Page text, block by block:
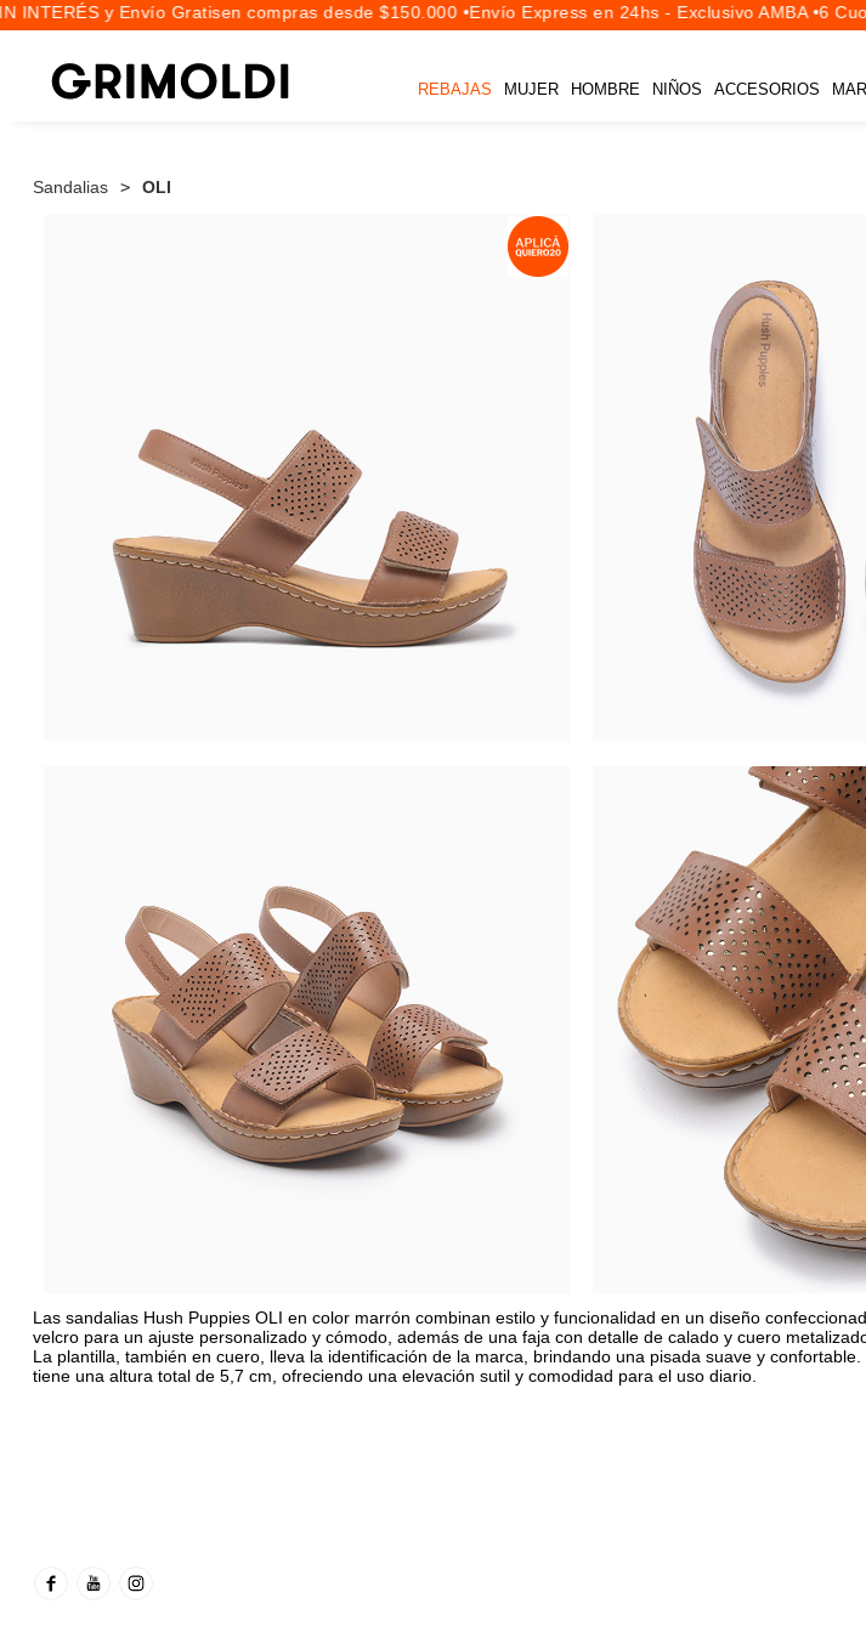
REBAJAS MUJER HOMBRE NIÑOS ACCESORIOS
INTERÉS y Envío Gratisen compras desde $150.000 •Envío Express en 24hs - Exclusivo AMBA •6
Sandalias OLI
Las sandalias Hush Puppies OLI en color marrón combinan estilo y funcionalidad en un diseño
velcro para un ajuste personalizado y cómodo, además de una faja con detalle de calado y cuero
La plantilla, también en cuero, lleva la identificación de la marca, brindando una pisada suave y
tiene una altura total de 5,7 cm, ofreciendo una elevación sutil y comodidad para el uso diario.